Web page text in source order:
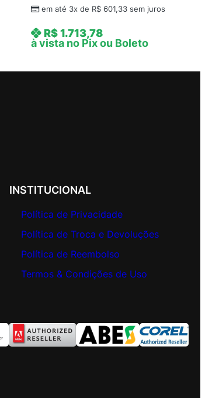
em até 3x de R$601,33sem juros
R$1.713,78
à vista no Pix ou Boleto
INSTITUCIONAL
Política de Privacidade
Política de Troca e Devoluções
Política de Reembolso
Termos & Condições de Uso